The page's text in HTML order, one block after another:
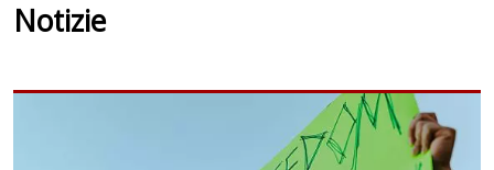
Notizie